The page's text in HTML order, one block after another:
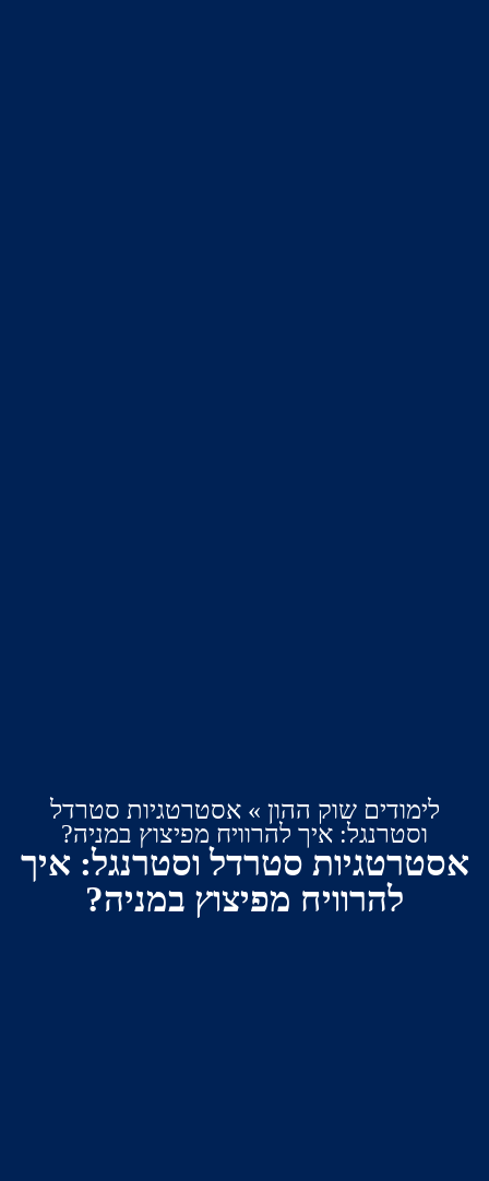
שוק ההון»אסטרטגיות סטרדל
איך להרוויח מפיצוץ במניה?
סטרדל וסטרנגל: איך
להרוויח מפיצוץ במניה?